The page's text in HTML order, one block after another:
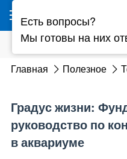
Термометр:
Главная Полезное
Градус жизни:
руководство по
в аквариуме
Есть вопросы?
Мы готовы на них
Ваш город - Минск,
угадали?
ДА НЕТ